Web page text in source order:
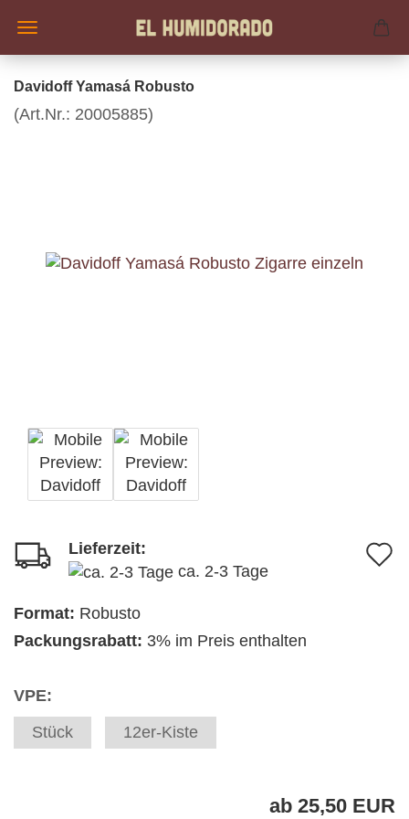
Davidoff Yamasá Robusto
(Art.Nr.: 20005885)
Lieferzeit:
ca. 2-3 Tage
Format: Robusto
Packungsrabatt: 3% im Preis enthalten
VPE:
Stück
12er-Kiste
ab 25,50 EUR